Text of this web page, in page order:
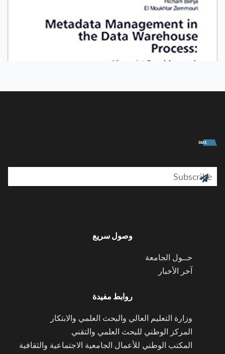
SMS

وصول سريع
حــول الجامعة
آخر الأخبار
روابط مفيدة
وزارة التعليم العالي والبحث العلمي والابتكار
المركز الوطني للبحث العلمي والتقني
المكتب الوطني للأعمال الجامعية الاجتماعية والثقافية